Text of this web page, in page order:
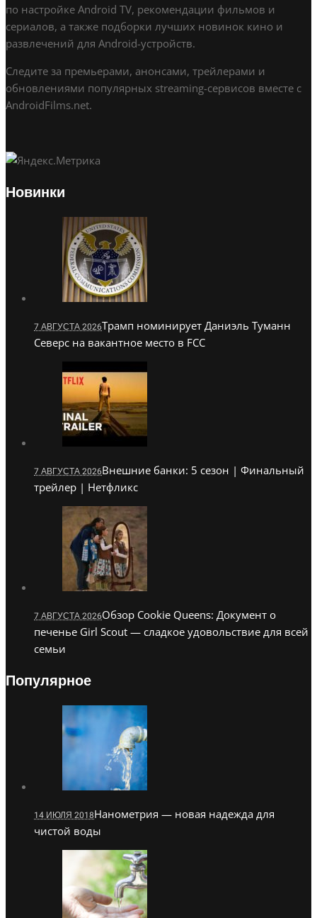
по настройке Android TV, рекомендации фильмов и
сериалов, а также подборки лучших новинок кино и
развлечений для Android-устройств.
Следите за премьерами, анонсами, трейлерами и
обновлениями популярных streaming-сервисов вместе с
AndroidFilms.net.
Новинки
7 АВГУСТА 2026Трамп номинирует Даниэль Туманн
Северс на вакантное место в FCC
7 АВГУСТА 2026Внешние банки: 5 сезон | Финальный
трейлер | Нетфликс
7 АВГУСТА 2026Обзор Cookie Queens: Документ о
печенье Girl Scout — сладкое удовольствие для всей
семьи
Популярное
14 ИЮЛЯ 2018Нанометрия — новая надежда для
чистой воды